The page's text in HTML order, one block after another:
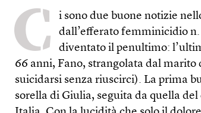
C
i sono due buone notizie
dall’efferato femminicidio
diventato il penultimo:
66 anni, Fano, strangolata dal marito
suicidarsi senza riuscirci). La prima
sorella di Giulia, seguita da quella